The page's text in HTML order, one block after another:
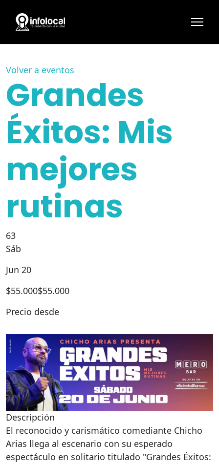
Volver a eventos
Grandes
Éxitos: Mis
mejores
rutinas
63
Sáb
Jun 20
$55.000$55.000
Precio desde
Descripción
El reconocido y carismático comediante Chicho
Arias llega al escenario con su esperado
espectáculo en solitario titulado "Grandes Éxitos: